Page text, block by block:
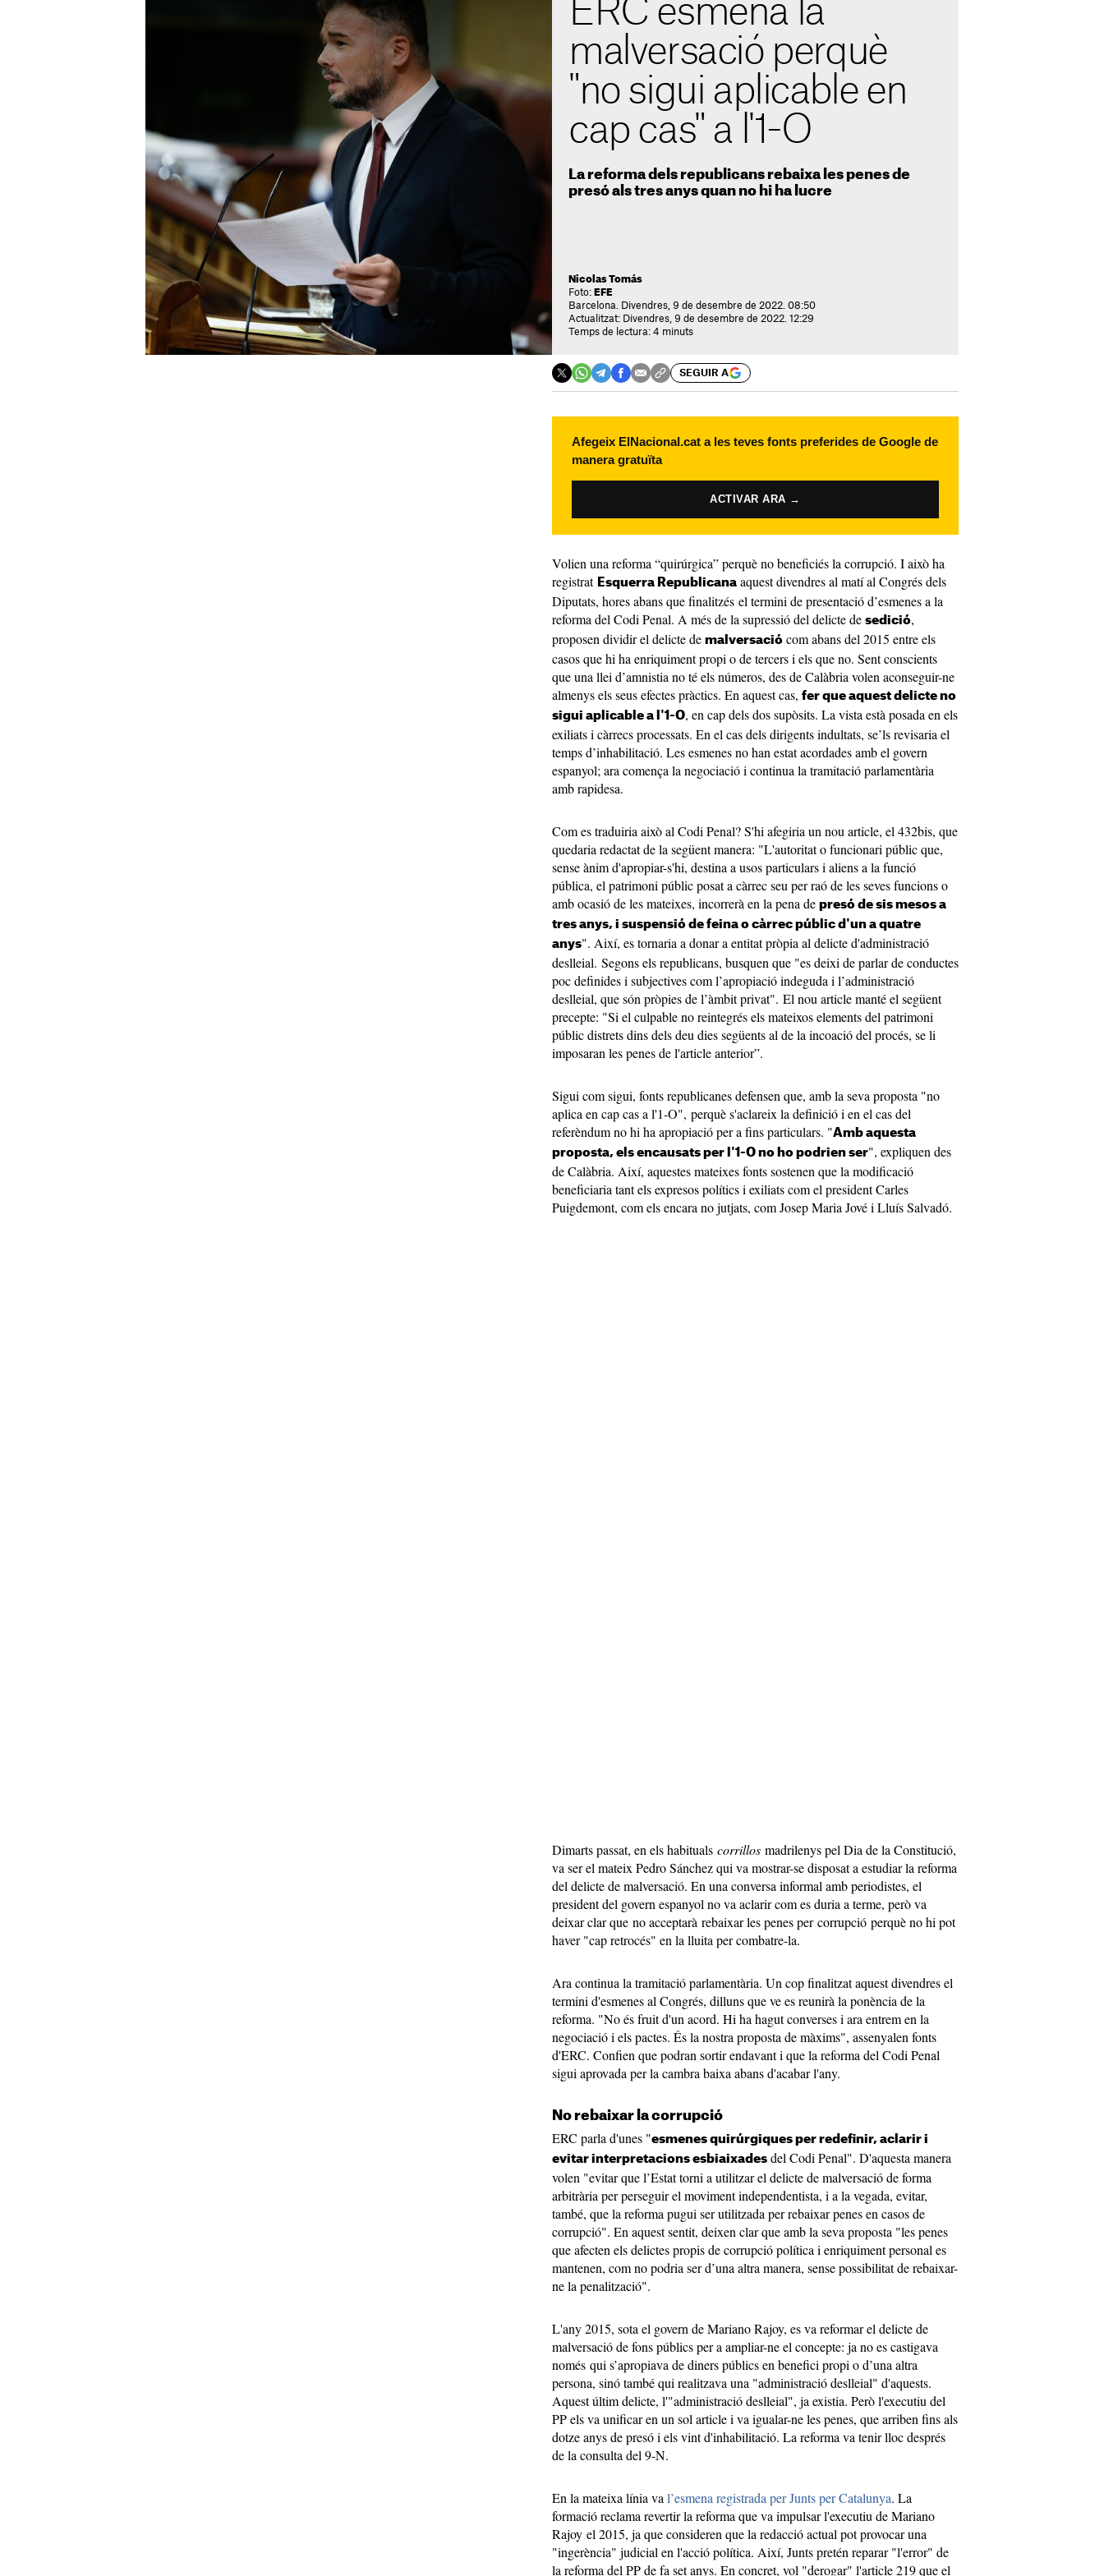
ERC esmena la
malversació perquè
"no sigui aplicable en
cap cas" a l'1-O
La reforma dels republicans rebaixa les penes de
presó als tres anys quan no hi ha lucre
Nicolas Tomás
Foto: EFE
Barcelona. Divendres, 9 de desembre de 2022. 08:50
Actualitzat: Divendres, 9 de desembre de 2022. 12:29
Temps de lectura: 4 minuts
SEGUIR A
Afegeix ElNacional.cat a les teves fonts preferides de Google de
manera gratuïta
ACTIVAR ARA →
Volien una reforma “quirúrgica” perquè no beneficiés la corrupció. I això ha
registrat Esquerra Republicana aquest divendres al matí al Congrés dels
Diputats, hores abans que finalitzés el termini de presentació d’esmenes a la
reforma del Codi Penal. A més de la supressió del delicte de sedició,
proposen dividir el delicte de malversació com abans del 2015 entre els
casos que hi ha enriquiment propi o de tercers i els que no. Sent conscients
que una llei d’amnistia no té els números, des de Calàbria volen aconseguir-ne
almenys els seus efectes pràctics. En aquest cas, fer que aquest delicte no
sigui aplicable a l'1-O, en cap dels dos supòsits. La vista està posada en els
exiliats i càrrecs processats. En el cas dels dirigents indultats, se’ls revisaria el
temps d’inhabilitació. Les esmenes no han estat acordades amb el govern
espanyol; ara comença la negociació i continua la tramitació parlamentària
amb rapidesa.
Com es traduiria això al Codi Penal? S'hi afegiria un nou article, el 432bis, que
quedaria redactat de la següent manera: "L'autoritat o funcionari públic que,
sense ànim d'apropiar-s'hi, destina a usos particulars i aliens a la funció
pública, el patrimoni públic posat a càrrec seu per raó de les seves funcions o
amb ocasió de les mateixes, incorrerà en la pena de presó de sis mesos a
tres anys, i suspensió de feina o càrrec públic d'un a quatre
anys". Així, es tornaria a donar a entitat pròpia al delicte d'administració
deslleial. Segons els republicans, busquen que "es deixi de parlar de conductes
poc definides i subjectives com l’apropiació indeguda i l’administració
deslleial, que són pròpies de l’àmbit privat". El nou article manté el següent
precepte: "Si el culpable no reintegrés els mateixos elements del patrimoni
públic distrets dins dels deu dies següents al de la incoació del procés, se li
imposaran les penes de l'article anterior”.
Sigui com sigui, fonts republicanes defensen que, amb la seva proposta "no
aplica en cap cas a l'1-O", perquè s'aclareix la definició i en el cas del
referèndum no hi ha apropiació per a fins particulars. "Amb aquesta
proposta, els encausats per l'1-O no ho podrien ser", expliquen des
de Calàbria. Així, aquestes mateixes fonts sostenen que la modificació
beneficiaria tant els expresos polítics i exiliats com el president Carles
Puigdemont, com els encara no jutjats, com Josep Maria Jové i Lluís Salvadó.
Dimarts passat, en els habituals corrillos madrilenys pel Dia de la Constitució,
va ser el mateix Pedro Sánchez qui va mostrar-se disposat a estudiar la reforma
del delicte de malversació. En una conversa informal amb periodistes, el
president del govern espanyol no va aclarir com es duria a terme, però va
deixar clar que no acceptarà rebaixar les penes per corrupció perquè no hi pot
haver "cap retrocés" en la lluita per combatre-la.
Ara continua la tramitació parlamentària. Un cop finalitzat aquest divendres el
termini d'esmenes al Congrés, dilluns que ve es reunirà la ponència de la
reforma. "No és fruit d'un acord. Hi ha hagut converses i ara entrem en la
negociació i els pactes. És la nostra proposta de màxims", assenyalen fonts
d'ERC. Confien que podran sortir endavant i que la reforma del Codi Penal
sigui aprovada per la cambra baixa abans d'acabar l'any.
No rebaixar la corrupció
ERC parla d'unes "esmenes quirúrgiques per redefinir, aclarir i
evitar interpretacions esbiaixades del Codi Penal". D'aquesta manera
volen "evitar que l’Estat torni a utilitzar el delicte de malversació de forma
arbitrària per perseguir el moviment independentista, i a la vegada, evitar,
també, que la reforma pugui ser utilitzada per rebaixar penes en casos de
corrupció". En aquest sentit, deixen clar que amb la seva proposta "les penes
que afecten els delictes propis de corrupció política i enriquiment personal es
mantenen, com no podria ser d’una altra manera, sense possibilitat de rebaixar-
ne la penalització".
L'any 2015, sota el govern de Mariano Rajoy, es va reformar el delicte de
malversació de fons públics per a ampliar-ne el concepte: ja no es castigava
només qui s’apropiava de diners públics en benefici propi o d’una altra
persona, sinó també qui realitzava una "administració deslleial" d'aquests.
Aquest últim delicte, l'"administració deslleial", ja existia. Però l'executiu del
PP els va unificar en un sol article i va igualar-ne les penes, que arriben fins als
dotze anys de presó i els vint d'inhabilitació. La reforma va tenir lloc després
de la consulta del 9-N.
En la mateixa línia va l’esmena registrada per Junts per Catalunya. La
formació reclama revertir la reforma que va impulsar l'executiu de Mariano
Rajoy el 2015, ja que consideren que la redacció actual pot provocar una
"ingerència" judicial en l'acció política. Així, Junts pretén reparar "l'error" de
la reforma del PP de fa set anys. En concret, vol "derogar" l'article 219 que el